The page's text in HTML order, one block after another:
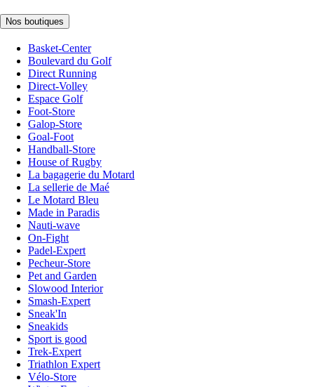
Nos boutiques
Basket-Center
Boulevard du Golf
Direct Running
Direct-Volley
Espace Golf
Foot-Store
Galop-Store
Goal-Foot
Handball-Store
House of Rugby
La bagagerie du Motard
La sellerie de Maé
Le Motard Bleu
Made in Paradis
Nauti-wave
On-Fight
Padel-Expert
Pecheur-Store
Pet and Garden
Slowood Interior
Smash-Expert
Sneak'In
Sneakids
Sport is good
Trek-Expert
Triathlon Expert
Vélo-Store